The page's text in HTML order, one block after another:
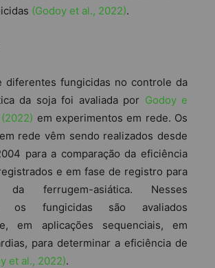
(Godoy et al., 2022).
diferentes fungicidas no controle da
da soja foi avaliada por Godoy e
em experimentos em rede. Os
rede vêm sendo realizados desde
para a comparação da eficiência
e em fase de registro para
ferrugem-asiática. Nesses
os fungicidas são avaliados
em aplicações sequenciais, em
para determinar a eficiência de
et al., 2022).